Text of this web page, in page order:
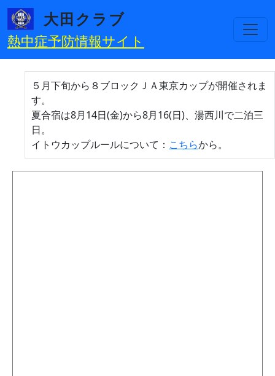
メインコンテンツに移動
大田クラブ
熱中症予防情報サイト
５月下旬から８ブロックＪＡ東京カップが開催されま
す。
夏合宿は8月14日(金)から8月16(日)、湯西川で二泊三
日。
イトウカップルールについて： こちらから。